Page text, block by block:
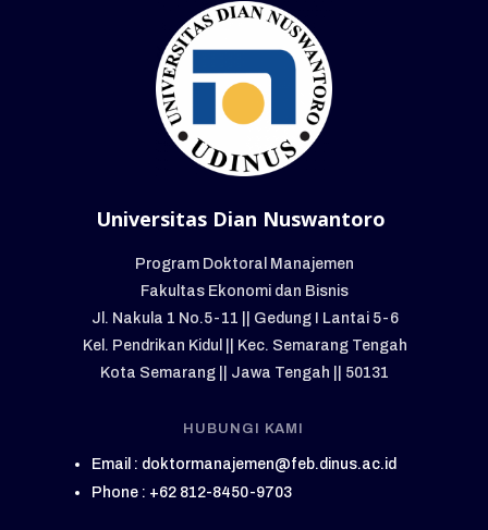
Universitas Dian Nuswantoro
Program Doktoral Manajemen
Fakultas Ekonomi dan Bisnis
Jl. Nakula 1 No.5-11 || Gedung I Lantai 5-6
Kel. Pendrikan Kidul || Kec. Semarang Tengah
Kota Semarang || Jawa Tengah || 50131
HUBUNGI KAMI
Email : doktormanajemen@feb.dinus.ac.id
Phone : +62 812-8450-9703